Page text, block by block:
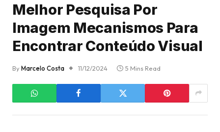
Melhor Pesquisa Por
Imagem Mecanismos Para
Encontrar Conteúdo Visual
ByMarcelo Costa 11/12/2024 5 Mins Read